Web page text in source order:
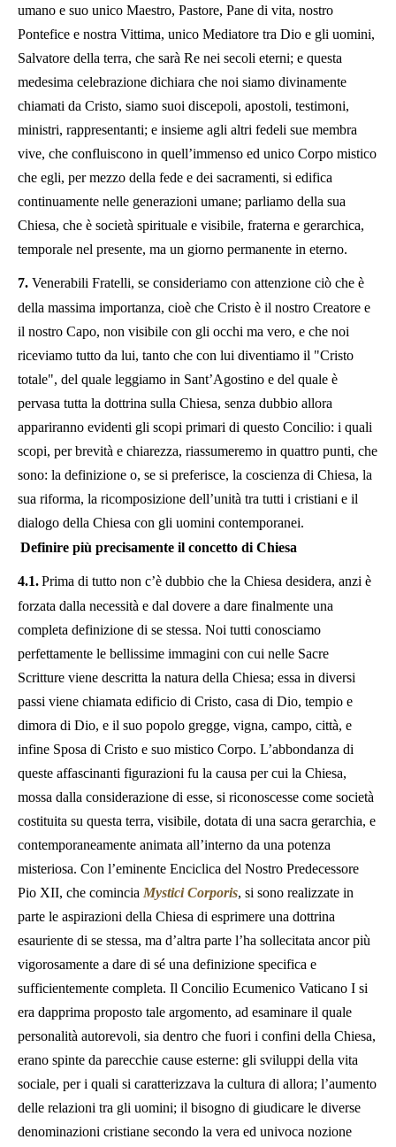
umano e suo unico Maestro, Pastore, Pane di vita, nostro
Pontefice e nostra Vittima, unico Mediatore tra Dio e gli uomini,
Salvatore della terra, che sarà Re nei secoli eterni; e questa
medesima celebrazione dichiara che noi siamo divinamente
chiamati da Cristo, siamo suoi discepoli, apostoli, testimoni,
ministri, rappresentanti; e insieme agli altri fedeli sue membra
vive, che confluiscono in quell’immenso ed unico Corpo mistico
che egli, per mezzo della fede e dei sacramenti, si edifica
continuamente nelle generazioni umane; parliamo della sua
Chiesa, che è società spirituale e visibile, fraterna e gerarchica,
temporale nel presente, ma un giorno permanente in eterno.
7. Venerabili Fratelli, se consideriamo con attenzione ciò che è
della massima importanza, cioè che Cristo è il nostro Creatore e
il nostro Capo, non visibile con gli occhi ma vero, e che noi
riceviamo tutto da lui, tanto che con lui diventiamo il "Cristo
totale", del quale leggiamo in Sant’Agostino e del quale è
pervasa tutta la dottrina sulla Chiesa, senza dubbio allora
appariranno evidenti gli scopi primari di questo Concilio: i quali
scopi, per brevità e chiarezza, riassumeremo in quattro punti, che
sono: la definizione o, se si preferisce, la coscienza di Chiesa, la
sua riforma, la ricomposizione dell’unità tra tutti i cristiani e il
dialogo della Chiesa con gli uomini contemporanei.
Definire più precisamente il concetto di Chiesa
4.1.Prima di tutto non c’è dubbio che la Chiesa desidera, anzi è
forzata dalla necessità e dal dovere a dare finalmente una
completa definizione di se stessa. Noi tutti conosciamo
perfettamente le bellissime immagini con cui nelle Sacre
Scritture viene descritta la natura della Chiesa; essa in diversi
passi viene chiamata edificio di Cristo, casa di Dio, tempio e
dimora di Dio, e il suo popolo gregge, vigna, campo, città, e
infine Sposa di Cristo e suo mistico Corpo. L’abbondanza di
queste affascinanti figurazioni fu la causa per cui la Chiesa,
mossa dalla considerazione di esse, si riconoscesse come società
costituita su questa terra, visibile, dotata di una sacra gerarchia, e
contemporaneamente animata all’interno da una potenza
misteriosa. Con l’eminente Enciclica del Nostro Predecessore
Pio XII, che comincia Mystici Corporis, si sono realizzate in
parte le aspirazioni della Chiesa di esprimere una dottrina
esauriente di se stessa, ma d’altra parte l’ha sollecitata ancor più
vigorosamente a dare di sé una definizione specifica e
sufficientemente completa. Il Concilio Ecumenico Vaticano I si
era dapprima proposto tale argomento, ad esaminare il quale
personalità autorevoli, sia dentro che fuori i confini della Chiesa,
erano spinte da parecchie cause esterne: gli sviluppi della vita
sociale, per i quali si caratterizzava la cultura di allora; l’aumento
delle relazioni tra gli uomini; il bisogno di giudicare le diverse
denominazioni cristiane secondo la vera ed univoca nozione